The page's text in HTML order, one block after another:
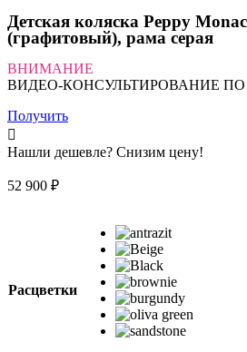
Детская коляска Peppy
(графитовый), рама серая
ВНИМАНИЕ
ВИДЕО-КОНСУЛЬТИРОВАНИЕ
Получить
Нашли дешевле? Снизим цену!
52 900 ₽
Расцветки